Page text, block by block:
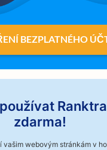
BEZPLATNÉHO
zdarma!
vašim webovým stránkám v